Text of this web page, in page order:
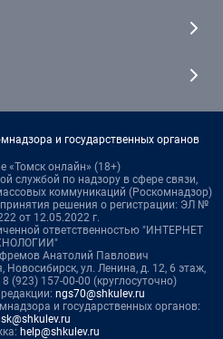
и государственных органов
«Томск онлайн» (18+)
службой по надзору в сфере связи,
коммуникаций (Роскомнадзор)
решения о регистрации: ЭЛ №
от 12.05.2022 г.
ответственностью "ИНТЕРНЕТ
Анатолий Павлович
Новосибирск, ул. Ленина, д. 12, 6 этаж,
(923) 157-00-00 (круглосуточно)
ngs70@shkulev.ru
и государственных органов:
help@shkulev.ru